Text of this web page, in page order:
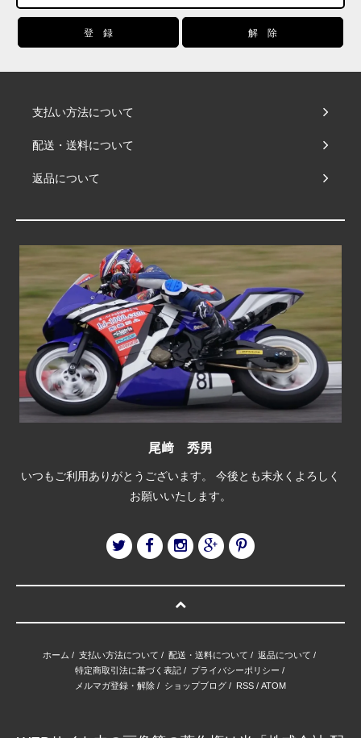
支払い方法について
配送・送料について
返品について
尾﨑 秀男
いつもご利用ありがとうございます。 今後とも末永くよろしく
お願いいたします。
ホーム / 支払い方法について / 配送・送料について / 返品について /
特定商取引法に基づく表記/ プライバシーポリシー /
メルマガ登録・解除 / ショップブログ / RSS / ATOM